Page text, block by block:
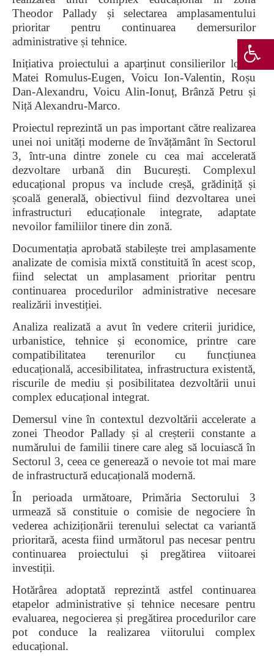
Theodor Pallady și selectarea amplasamentului
prioritar pentru continuarea demersurilor
administrative și tehnice.
Inițiativa proiectului a aparținut consilierilor locali
Matei Romulus-Eugen, Voicu Ion-Valentin, Roșu
Dan-Alexandru, Voicu Alin-Ionuț, Brânză Petru și
Niță Alexandru-Marco.
Proiectul reprezintă un pas important către realizarea
unei noi unități moderne de învățământ în Sectorul
3, într-una dintre zonele cu cea mai accelerată
dezvoltare urbană din București. Complexul
educațional propus va include creșă, grădiniță și
școală generală, obiectivul fiind dezvoltarea unei
infrastructuri educaționale integrate, adaptate
nevoilor familiilor tinere din zonă.
Documentația aprobată stabilește trei amplasamente
analizate de comisia mixtă constituită în acest scop,
fiind selectat un amplasament prioritar pentru
continuarea procedurilor administrative necesare
realizării investiției.
Analiza realizată a avut în vedere criterii juridice,
urbanistice, tehnice și economice, printre care
compatibilitatea terenurilor cu funcțiunea
educațională, accesibilitatea, infrastructura existentă,
riscurile de mediu și posibilitatea dezvoltării unui
complex educațional integrat.
Demersul vine în contextul dezvoltării accelerate a
zonei Theodor Pallady și al creșterii constante a
numărului de familii tinere care aleg să locuiască în
Sectorul 3, ceea ce generează o nevoie tot mai mare
de infrastructură educațională modernă.
În perioada următoare, Primăria Sectorului 3
urmează să constituie o comisie de negociere în
vederea achiziționării terenului selectat ca variantă
prioritară, acesta fiind următorul pas necesar pentru
continuarea proiectului și pregătirea viitoarei
investiții.
Hotărârea adoptată reprezintă astfel continuarea
etapelor administrative și tehnice necesare pentru
evaluarea, negocierea și pregătirea procedurilor care
pot conduce la realizarea viitorului complex
educațional.